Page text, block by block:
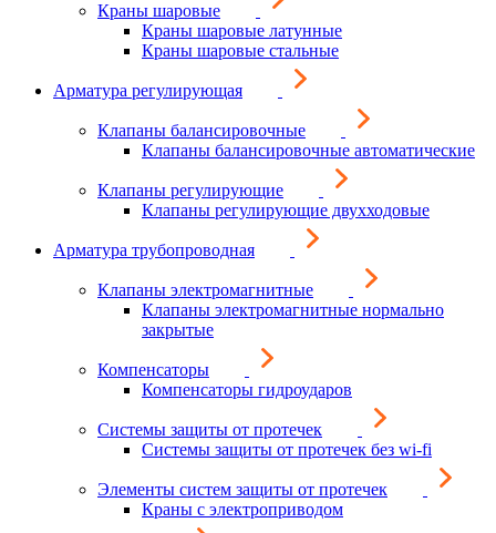
Краны шаровые
Краны шаровые латунные
Краны шаровые стальные
Арматура регулирующая
Клапаны балансировочные
Клапаны балансировочные автоматические
Клапаны регулирующие
Клапаны регулирующие двухходовые
Арматура трубопроводная
Клапаны электромагнитные
Клапаны электромагнитные нормально
закрытые
Компенсаторы
Компенсаторы гидроударов
Системы защиты от протечек
Системы защиты от протечек без wi-fi
Элементы систем защиты от протечек
Краны с электроприводом